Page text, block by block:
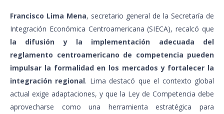
Francisco Lima Mena, secretario general de la Secretaría de
Integración Económica Centroamericana (SIECA), recalcó que
la difusión y la implementación adecuada del
reglamento centroamericano de competencia pueden
impulsar la formalidad en los mercados y fortalecer la
integración regional. Lima destacó que el contexto global
actual exige adaptaciones, y que la Ley de Competencia debe
aprovecharse como una herramienta estratégica para